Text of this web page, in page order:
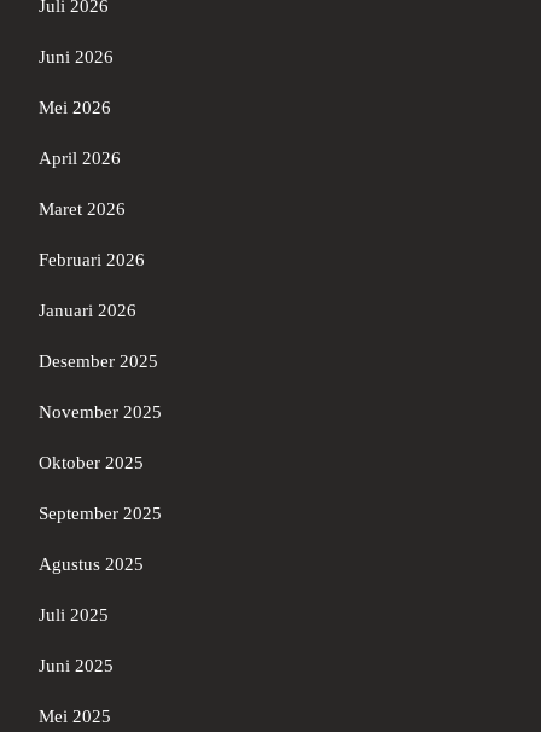
Juli 2026
Juni 2026
Mei 2026
April 2026
Maret 2026
Februari 2026
Januari 2026
Desember 2025
November 2025
Oktober 2025
September 2025
Agustus 2025
Juli 2025
Juni 2025
Mei 2025